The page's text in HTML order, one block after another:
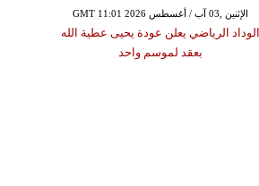
GMT 11:01 2026 الإثنين ,03 آب / أغسطس
الوداد الرياضي يعلن عودة يحيى عطية الله
بعقد لموسم واحد